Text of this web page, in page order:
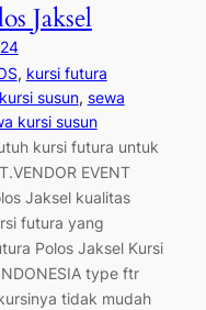
Jaksel
, kursi futura
kursi susun, sewa
kursi susun
kursi futura untuk
EVENT
Jaksel kualitas
futura yang
Polos Jaksel Kursi
type ftr
tidak mudah